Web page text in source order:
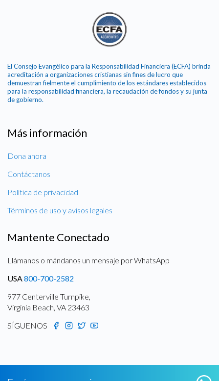
El Consejo Evangélico para la Responsabilidad Financiera (ECFA) brinda
acreditación a organizaciones cristianas sin fines de lucro que
demuestran fielmente el cumplimiento de los estándares establecidos
para la responsabilidad financiera, la recaudación de fondos y su junta
de gobierno.
Más información
Dona ahora
Contáctanos
Política de privacidad
Términos de uso y avisos legales
Mantente Conectado
Llámanos o mándanos un mensaje por WhatsApp
USA800-700-2582
977 Centerville Turnpike,
Virginia Beach, VA 23463
SÍGUENOS